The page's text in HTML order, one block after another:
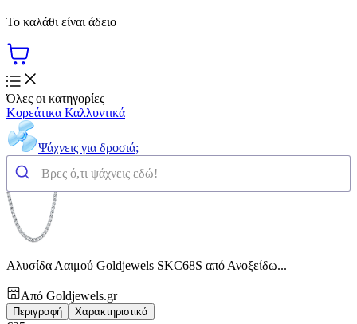
Το καλάθι είναι άδειο
Όλες οι κατηγορίες
Κορεάτικα Καλλυντικά
Ψάχνεις για δροσιά;
Αλυσίδα Λαιμού Goldjewels SKC68S από Ανοξείδω...
Από Goldjewels.gr
Περιγραφή Χαρακτηριστικά